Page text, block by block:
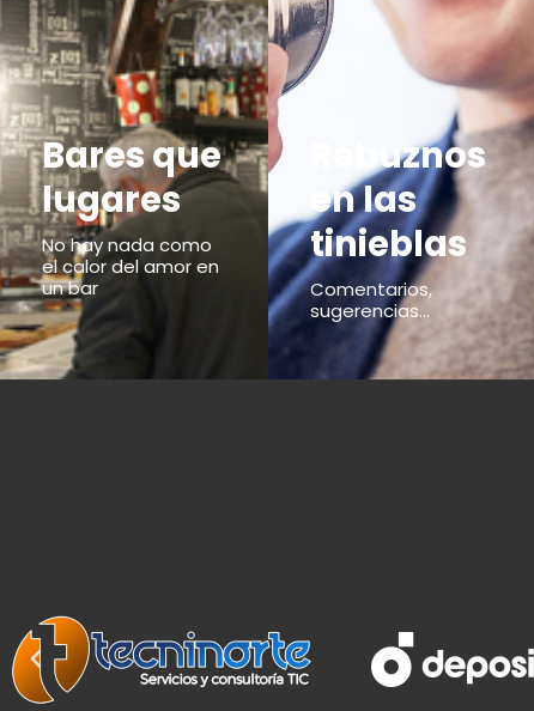
Bares que
lugares
No hay nada como
el calor del amor en
un bar
Rebuznos
en las
tinieblas
Comentarios,
sugerencias...